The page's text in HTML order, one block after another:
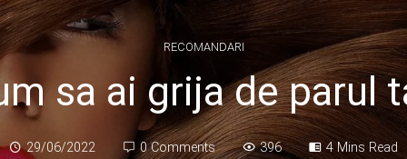
RECOMANDARI
sa ai grija de parul
29/06/2022 0 Comments 396 4 Mins Read